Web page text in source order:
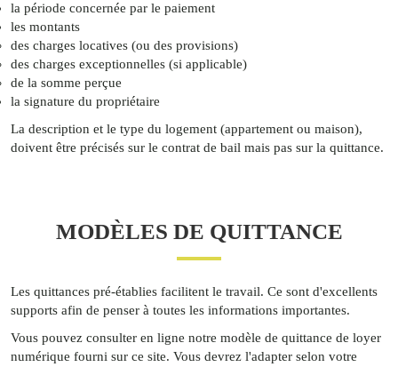
la période concernée par le paiement
les montants
des charges locatives (ou des provisions)
des charges exceptionnelles (si applicable)
de la somme perçue
la signature du propriétaire
La description et le type du logement (appartement ou maison),
doivent être précisés sur le contrat de bail mais pas sur la quittance.
MODÈLES DE QUITTANCE
Les quittances pré-établies facilitent le travail. Ce sont d'excellents
supports afin de penser à toutes les informations importantes.
Vous pouvez consulter en ligne notre modèle de quittance de loyer
numérique fourni sur ce site. Vous devrez l'adapter selon votre